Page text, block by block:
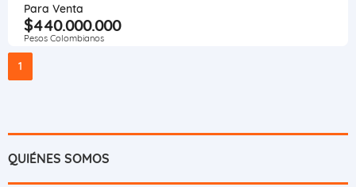
Para Venta
$440.000.000
Pesos Colombianos
1
QUIÉNES SOMOS